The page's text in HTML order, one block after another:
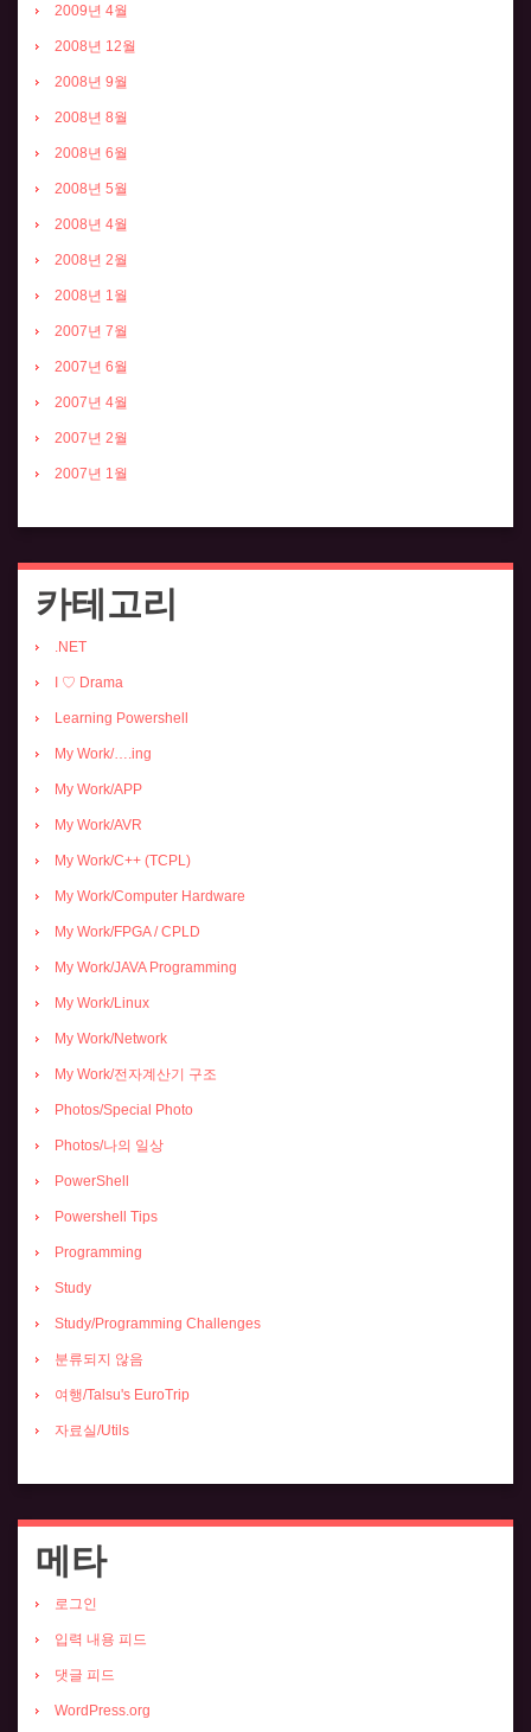
2009년 4월
2008년 12월
2008년 9월
2008년 8월
2008년 6월
2008년 5월
2008년 4월
2008년 2월
2008년 1월
2007년 7월
2007년 6월
2007년 4월
2007년 2월
2007년 1월
카테고리
.NET
I ♡ Drama
Learning Powershell
My Work/….ing
My Work/APP
My Work/AVR
My Work/C++ (TCPL)
My Work/Computer Hardware
My Work/FPGA / CPLD
My Work/JAVA Programming
My Work/Linux
My Work/Network
My Work/전자계산기 구조
Photos/Special Photo
Photos/나의 일상
PowerShell
Powershell Tips
Programming
Study
Study/Programming Challenges
분류되지 않음
여행/Talsu's EuroTrip
자료실/Utils
메타
로그인
입력 내용 피드
댓글 피드
WordPress.org